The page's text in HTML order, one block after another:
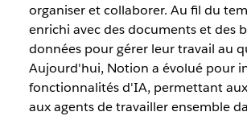
organiser et collaborer. Au fil du
enrichi avec des documents et des
données pour gérer leur travail au
Aujourd'hui, Notion a évolué pour
fonctionnalités d'IA, permettant
aux agents de travailler ensemble